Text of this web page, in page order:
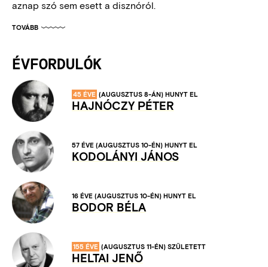
aznap szó sem esett a disznóról.
TOVÁBB
ÉVFORDULÓK
45 ÉVE (AUGUSZTUS 8-ÁN) HUNYT EL
HAJNÓCZY PÉTER
57 ÉVE (AUGUSZTUS 10-ÉN) HUNYT EL
KODOLÁNYI JÁNOS
16 ÉVE (AUGUSZTUS 10-ÉN) HUNYT EL
BODOR BÉLA
155 ÉVE (AUGUSZTUS 11-ÉN) SZÜLETETT
HELTAI JENŐ